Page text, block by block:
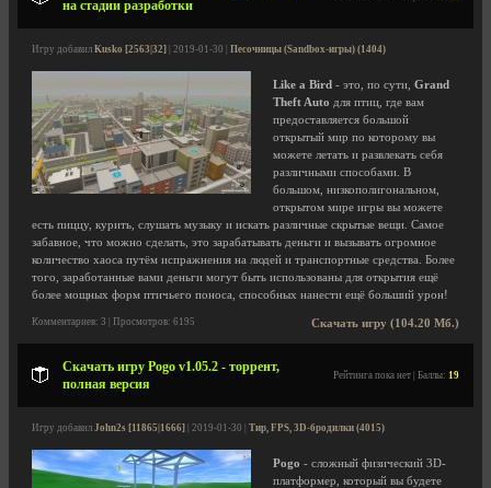
на стадии разработки
Игру добавил Kusko [2563|32] | 2019-01-30 | Песочницы (Sandbox-игры) (1404)
Like a Bird - это, по сути, Grand
Theft Auto для птиц, где вам
предоставляется большой
открытый мир по которому вы
можете летать и развлекать себя
различными способами. В
большом, низкополигональном,
открытом мире игры вы можете
есть пиццу, курить, слушать музыку и искать различные скрытые вещи. Самое
забавное, что можно сделать, это зарабатывать деньги и вызывать огромное
количество хаоса путём испражнения на людей и транспортные средства. Более
того, заработанные вами деньги могут быть использованы для открытия ещё
более мощных форм птичьего поноса, способных нанести ещё больший урон!
Скачать игру (104.20 Мб.)
Комментариев: 3 | Просмотров: 6195
Скачать игру Pogo v1.05.2 - торрент,
полная версия
Рейтинга пока нет | Баллы: 19
Игру добавил John2s [11865|1666] | 2019-01-30 | Тир, FPS, 3D-бродилки (4015)
Pogo - сложный физический 3D-
платформер, который вы будете